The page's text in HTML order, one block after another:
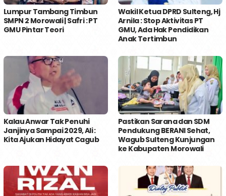
Lumpur Tambang Timbun
SMPN 2 Morowali | Safri : PT
GMU Pintar Teori
Wakil Ketua DPRD Sulteng, Hj
Arnila : Stop Aktivitas PT
GMU, Ada Hak Pendidikan
Anak Tertimbun
Kalau Anwar Tak Penuhi
Janjinya Sampai 2029, Ali :
Kita Ajukan Hidayat Cagub
Pastikan Sarana dan SDM
Pendukung BERANI Sehat,
Wagub Sulteng Kunjungan
ke Kabupaten Morowali